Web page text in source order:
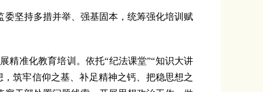
坚持多措并举、强基固本，统筹强化培训赋
准化教育培训。依托“纪法课堂”“知识大讲
筑牢信仰之基、补足精神之钙、把稳思想之